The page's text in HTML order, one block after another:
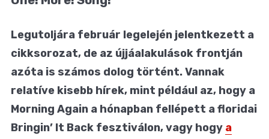
Legutoljára február legelején jelentkezett a
cikksorozat, de az újjáalakulások frontján
azóta is számos dolog történt. Vannak
relatíve kisebb hírek, mint például az, hogy a
Morning Again a hónapban fellépett a floridai
Bringin’ It Back fesztiválon, vagy hogy a